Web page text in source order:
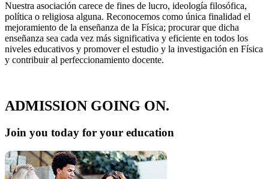
Nuestra asociación carece de fines de lucro, ideología filosófica,
política o religiosa alguna. Reconocemos como única finalidad el
mejoramiento de la enseñanza de la Física; procurar que dicha
enseñanza sea cada vez más significativa y eficiente en todos los
niveles educativos y promover el estudio y la investigación en Física
y contribuir al perfeccionamiento docente.
ADMISSION GOING ON.
Join you today for your education